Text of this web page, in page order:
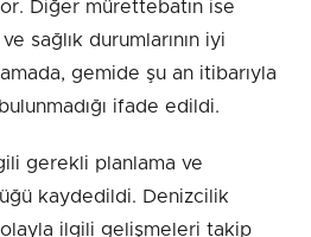
Diğer mürettebatın ise
sağlık durumlarının iyi
gemide şu an itibarıyla
ifade edildi.
gerekli planlama ve
kaydedildi. Denizcilik
ilgili gelişmeleri takip